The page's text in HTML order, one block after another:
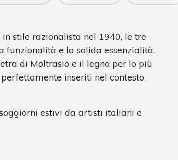
stile razionalista nel 1940, le tre
funzionalità e la solida essenzialità,
di Moltrasio e il legno per lo più
inseriti nel contesto
estivi da artisti italiani e